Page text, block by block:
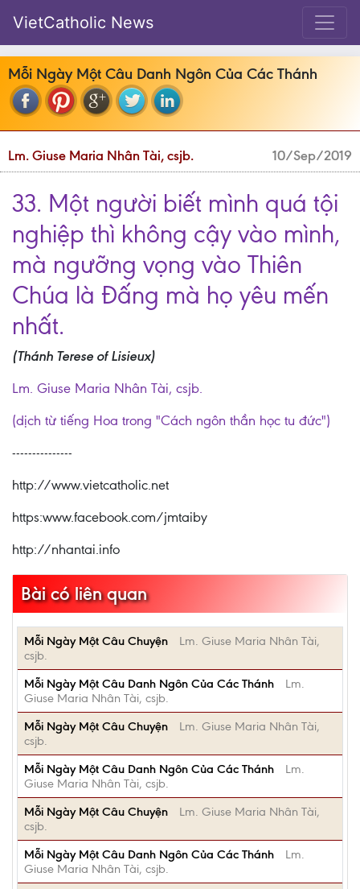
VietCatholic News
Mỗi Ngày Một Câu Danh Ngôn Của Các Thánh
Lm. Giuse Maria Nhân Tài, csjb. 10/Sep/2019
33. Một người biết mình quá tội
nghiệp thì không cậy vào mình,
mà ngưỡng vọng vào Thiên
Chúa là Đấng mà họ yêu mến
nhất.
(Thánh Terese of Lisieux)
Lm. Giuse Maria Nhân Tài, csjb.
(dịch từ tiếng Hoa trong "Cách ngôn thần học tu đức")
---------------
http://www.vietcatholic.net
https:www.facebook.com/jmtaiby
http://nhantai.info
Bài có liên quan
Mỗi Ngày Một Câu Chuyện
Lm. Giuse Maria Nhân Tài,
csjb.
Mỗi Ngày Một Câu Danh Ngôn Của Các Thánh
Lm.
Giuse Maria Nhân Tài, csjb.
Mỗi Ngày Một Câu Chuyện
Lm. Giuse Maria Nhân Tài,
csjb.
Mỗi Ngày Một Câu Danh Ngôn Của Các Thánh
Lm.
Giuse Maria Nhân Tài, csjb.
Mỗi Ngày Một Câu Chuyện
Lm. Giuse Maria Nhân Tài,
csjb.
Mỗi Ngày Một Câu Danh Ngôn Của Các Thánh
Lm.
Giuse Maria Nhân Tài, csjb.